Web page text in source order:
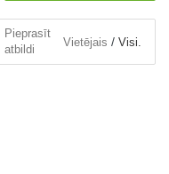
Pieprasīt
atbildi
Vietējais / Visi.